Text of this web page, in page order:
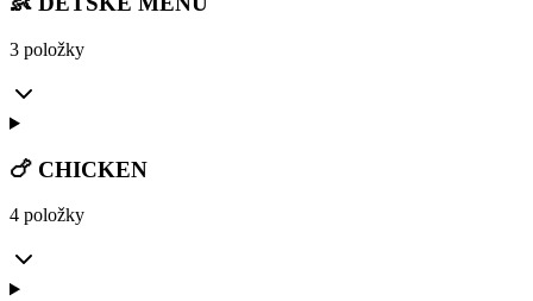
3 položky
🍗 CHICKEN
4 položky